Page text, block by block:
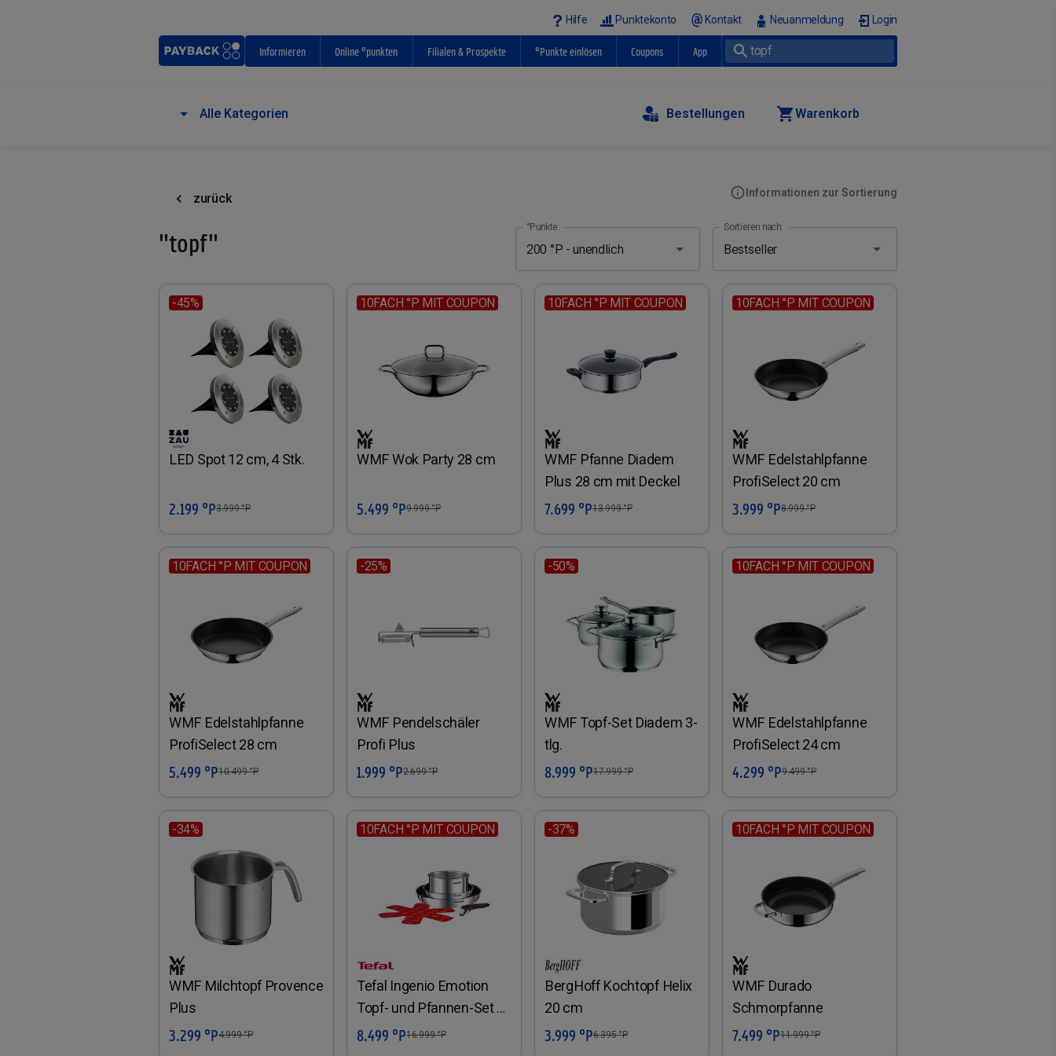
Hilfe Punktekonto Kontakt Neuanmeldung Login
Informieren Online °punkten Filialen & Prospekte °Punkte einlösen Coupons App
Alle Kategorien Bestellungen Warenkorb
zurück
"topf"
Informationen zur Sortierung
°Punkte: Sortieren nach:
-45%
LED Spot 12 cm, 4 Stk.
In den Warenkorb
2.199 °P3.999°P
10FACH °P MIT COUPON
WMF Wok Party 28 cm
In den Warenkorb
5.499 °P9.999°P
10FACH °P MIT COUPON
WMF Pfanne Diadem
Plus 28 cm mit Deckel
In den Warenkorb
7.699 °P13.999°P
10FACH °P MIT COUPON
WMF Edelstahlpfanne
ProfiSelect 20 cm
In den Warenkorb
3.999 °P8.999°P
10FACH °P MIT COUPON
WMF Edelstahlpfanne
ProfiSelect 28 cm
In den Warenkorb
5.499 °P10.499°P
-25%
WMF Pendelschäler
Profi Plus
In den Warenkorb
1.999 °P2.699°P
-50%
WMF Topf-Set Diadem 3-
tlg.
In den Warenkorb
8.999 °P17.999°P
10FACH °P MIT COUPON
WMF Edelstahlpfanne
ProfiSelect 24 cm
In den Warenkorb
4.299 °P9.499°P
-34%
WMF Milchtopf Provence
Plus
In den Warenkorb
3.299 °P4.999°P
10FACH °P MIT COUPON
Tefal Ingenio Emotion
Topf- und Pfannen-Set 5-
tlg.
In den Warenkorb
8.499 °P16.999°P
-37%
BergHoff Kochtopf Helix
20 cm
In den Warenkorb
3.999 °P6.395°P
10FACH °P MIT COUPON
WMF Durado
Schmorpfanne
In den Warenkorb
7.499 °P11.999°P